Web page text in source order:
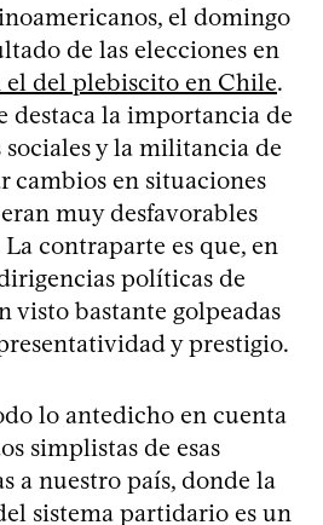
el domingo
de las elecciones en
el del plebiscito en Chile.
destaca la importancia de
sociales y la militancia de
cambios en situaciones
muy desfavorables
La contraparte es que, en
políticas de
visto bastante golpeadas
y prestigio.
lo antedicho en cuenta
simplistas de esas
a nuestro país, donde la
sistema partidario es un